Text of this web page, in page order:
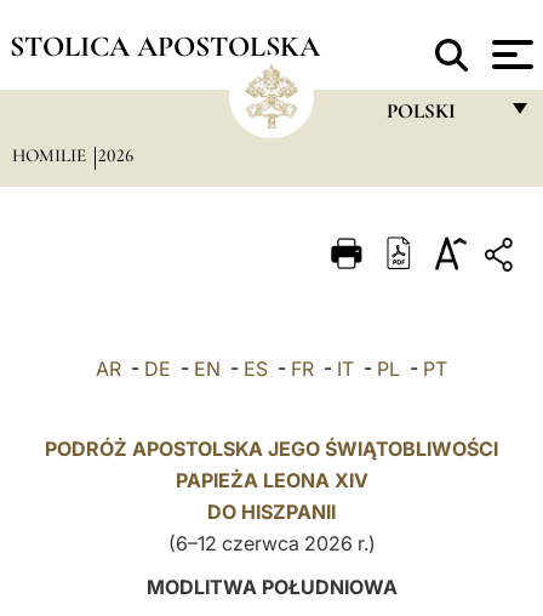
STOLICA APOSTOLSKA
POLSKI
ITALIANO
POLSKI
LATINE
HOMILIE 2026
AR - DE - EN - ES - FR - IT - PL - PT
PODRÓŻ APOSTOLSKA JEGO ŚWIĄTOBLIWOŚCI
PAPIEŻA LEONA XIV
DO HISZPANII
(6–12 czerwca 2026 r.)
MODLITWA POŁUDNIOWA